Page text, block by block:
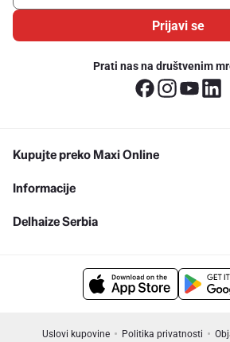
Prijavi se
Prati nas na društvenim
Kupujte preko Maxi Online
Informacije
Delhaize Serbia
Uslovi kupovine Politika privatnosti